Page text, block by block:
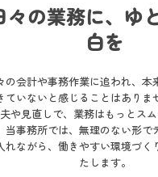
々の業務に、ゆ
白を
の会計や事務作業に追われ、本
ていないと感じることはありま
や見直しで、業務はもっとス
当事務所では、無理のない形で
れながら、働きやすい環境づく
たします。